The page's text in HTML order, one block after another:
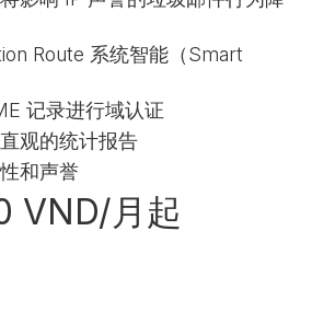
Route 系统智能（Smart
记录进行域认证
观的统计报告
和声誉
VND/月起